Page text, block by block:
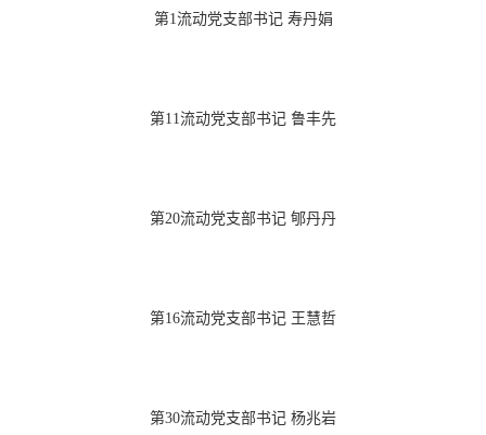
第1流动党支部书记 寿丹娟
第11流动党支部书记 鲁丰先
第20流动党支部书记 郇丹丹
第16流动党支部书记 王慧哲
第30流动党支部书记 杨兆岩